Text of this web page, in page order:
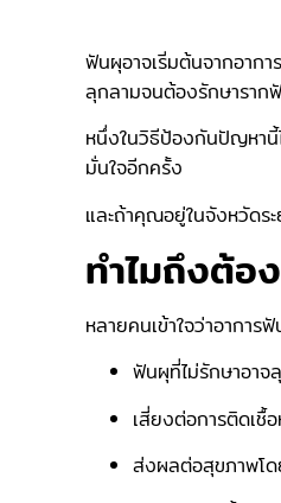
ฟันผุอาจเริ่มต้นจากอาก
ลุกลามจนต้องรักษาราก
หนึ่งในวิธีป้องกันปัญหานี้
มั่นใจอีกครั้ง
และถ้าคุณอยู่ในจังหวัดร
ทำไมถึงต้อ
หลายคนเข้าใจว่าอากา
ฟันผุที่ไม่รักษาอาจ
เสี่ยงต่อการติดเชื้
ส่งผลต่อสุขภาพโ